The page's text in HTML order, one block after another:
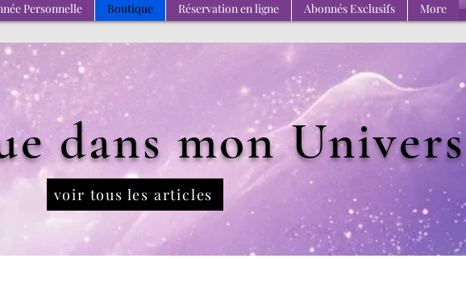
Personnelle Boutique Réservation en ligne Abonnés Exclusifs More
dans mon Univers
voir tous les articles